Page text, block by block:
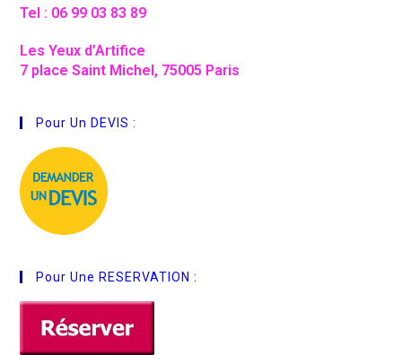
Tel : 06 99 03 83 89
Les Yeux d’Artifice
7 place Saint Michel, 75005 Paris
Pour Un DEVIS :
Pour Une RESERVATION :